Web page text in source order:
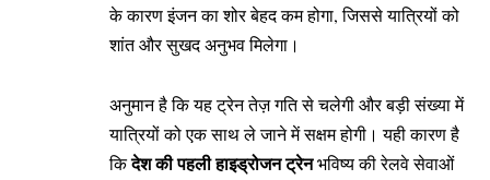
के कारण इंजन का शोर बेहद कम होगा, जिससे यात्रियों को
शांत और सुखद अनुभव मिलेगा।
अनुमान है कि यह ट्रेन तेज़ गति से चलेगी और बड़ी संख्या में
यात्रियों को एक साथ ले जाने में सक्षम होगी। यही कारण है
किदेश की पहली हाइड्रोजन ट्रेनभविष्य की रेलवे सेवाओं